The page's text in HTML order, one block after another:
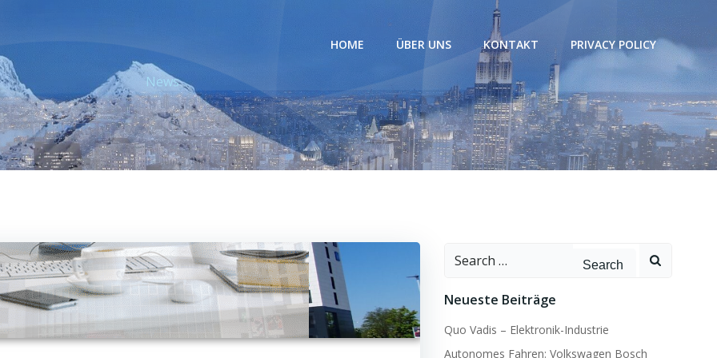
HOME ÜBER UNS KONTAKT PRIVACY POLICY
News
Search
Neueste Beiträge
Quo Vadis – Elektronik-Industrie
Autonomes Fahren: Volkswagen Bosch